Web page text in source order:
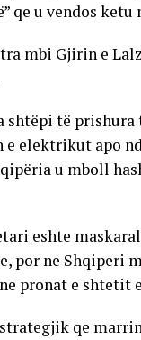
qe u vendos ketu
mbi Gjirin e
shtëpi të
e elektrikut apo
u mboll
eshte
por ne Shqiperi
pronat e shtetit
qe